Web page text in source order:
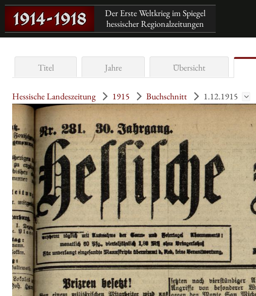
Der Erste Weltkrieg im Spiegel
hessischer Regionalzeitungen
Titel Jahre Übersicht
Hessische Landeszeitung 1915 Buchschnitt 1.12.1915